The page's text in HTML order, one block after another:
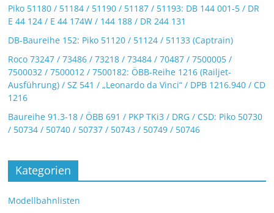
Piko 51180 / 51184 / 51190 / 51187 / 51193: DB 144 001-5 / DR
E 44 124 / E 44 174W / 144 188 / DR 244 131
DB-Baureihe 152: Piko 51120 / 51124 / 51133 (Captrain)
Roco 73247 / 73486 / 73218 / 73484 / 70487 / 7500005 /
7500032 / 7500012 / 7500182: ÖBB-Reihe 1216 (Railjet-
Ausführung) / SZ 541 / „Leonardo da Vinci“ / DPB 1216.940 / CD
1216
Baureihe 91.3-18 / ÖBB 691 / PKP TKi3 / DRG / CSD: Piko 50730
/ 50734 / 50740 / 50737 / 50743 / 50749 / 50746
Kategorien
Modellbahnlisten